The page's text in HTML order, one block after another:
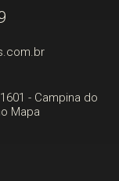
- Campina do
Mapa